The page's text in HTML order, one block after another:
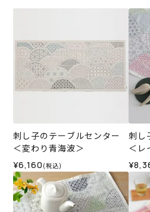
刺し子のテーブルセンター
＜変わり青海波＞
¥6,160 (税込)
刺し
＜レ